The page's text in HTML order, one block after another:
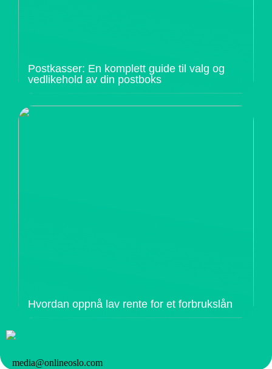
Postkasser: En komplett guide til valg og
vedlikehold av din postboks
Hvordan oppnå lav rente for et forbrukslån
media@onlineoslo.com